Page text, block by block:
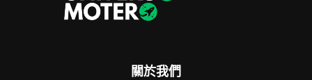
關於我們